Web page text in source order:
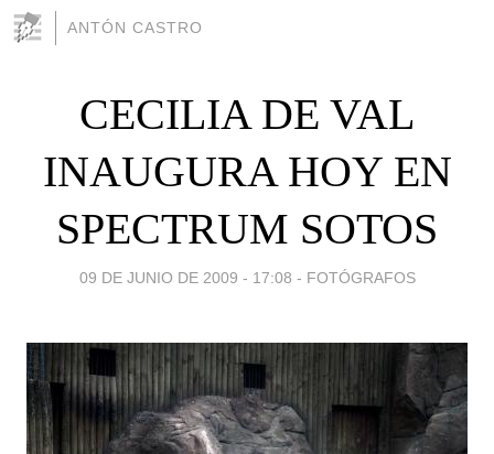
ANTÓN CASTRO
CECILIA DE VAL
INAUGURA HOY EN
SPECTRUM SOTOS
09 DE JUNIO DE 2009 - 17:08 - FOTÓGRAFOS